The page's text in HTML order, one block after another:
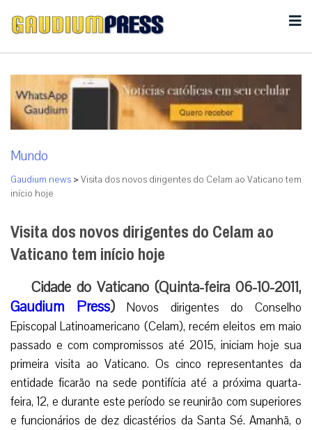
Mundo
Gaudium news >Visita dos novos dirigentes do Celam ao Vaticano tem
início hoje
Visita dos novos dirigentes do Celam ao
Vaticano tem início hoje
Cidade do Vaticano (Quinta-feira 06-10-2011,
Gaudium Press)Novos dirigentes do Conselho
Episcopal Latinoamericano (Celam), recém eleitos em maio
passado e com compromissos até 2015, iniciam hoje sua
primeira visita ao Vaticano. Os cinco representantes da
entidade ficarão na sede pontifícia até a próxima quarta-
feira, 12, e durante este período se reunirão com superiores
e funcionários de dez dicastérios da Santa Sé. Amanhã, o